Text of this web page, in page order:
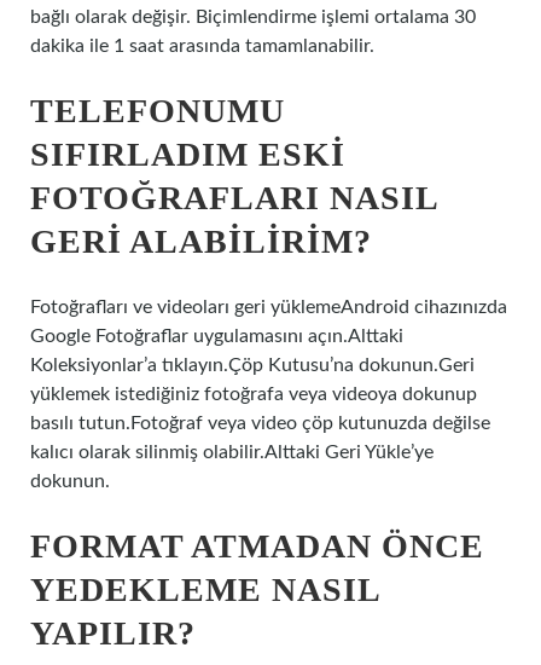
bağlı olarak değişir. Biçimlendirme işlemi ortalama 30
dakika ile 1 saat arasında tamamlanabilir.
TELEFONUMU
SIFIRLADIM ESKI
FOTOĞRAFLARI NASIL
GERI ALABILIRIM?
Fotoğrafları ve videoları geri yüklemeAndroid cihazınızda
Google Fotoğraflar uygulamasını açın.Alttaki
Koleksiyonlar’a tıklayın.Çöp Kutusu’na dokunun.Geri
yüklemek istediğiniz fotoğrafa veya videoya dokunup
basılı tutun.Fotoğraf veya video çöp kutunuzda değilse
kalıcı olarak silinmiş olabilir.Alttaki Geri Yükle’ye
dokunun.
FORMAT ATMADAN ÖNCE
YEDEKLEME NASIL
YAPILIR?